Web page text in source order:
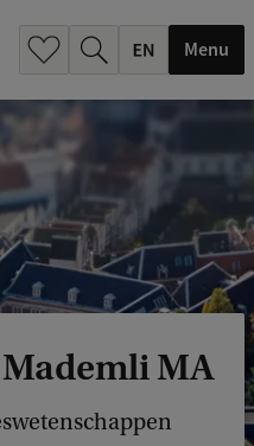
Menu
MA